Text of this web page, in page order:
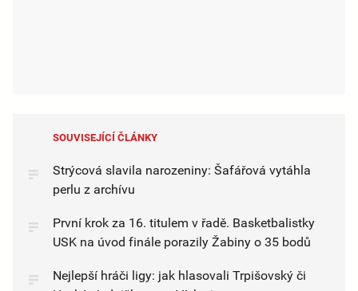
SOUVISEJÍCÍ ČLÁNKY
Strýcová slavila narozeniny: Šafářová vytáhla
perlu z archívu
První krok za 16. titulem v řadě. Basketbalistky
USK na úvod finále porazily Žabiny o 35 bodů
Nejlepší hráči ligy: jak hlasovali Trpišovský či